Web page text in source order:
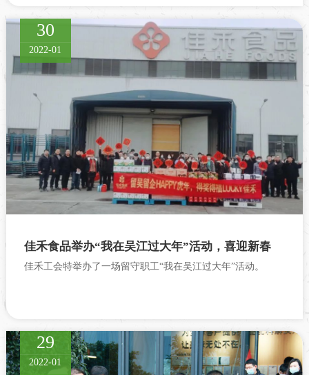
30
2022-01
佳禾食品举办“我在吴江过大年”活动，喜迎新春
佳禾工会特举办了一场留守职工“我在吴江过大年”活动。
29
2022-01